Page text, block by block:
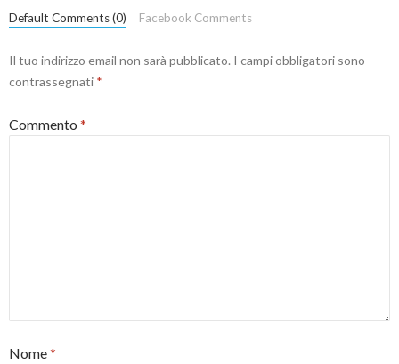
Default Comments (0) Facebook Comments
Il tuo indirizzo email non sarà pubblicato. I campi obbligatori sono
contrassegnati *
Commento *
Nome*